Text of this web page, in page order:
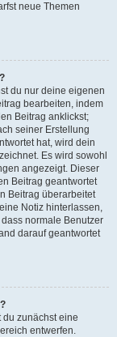
neue Themen
du nur deine eigenen
bearbeiten, indem
Beitrag anklickst;
seiner Erstellung
hat, wird dein
Es wird sowohl
angezeigt. Dieser
Beitrag geantwortet
Beitrag überarbeitet
Notiz hinterlassen,
normale Benutzer
darauf geantwortet
zunächst eine
entwerfen.